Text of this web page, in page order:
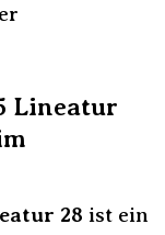
Lineatur
28 ist ein